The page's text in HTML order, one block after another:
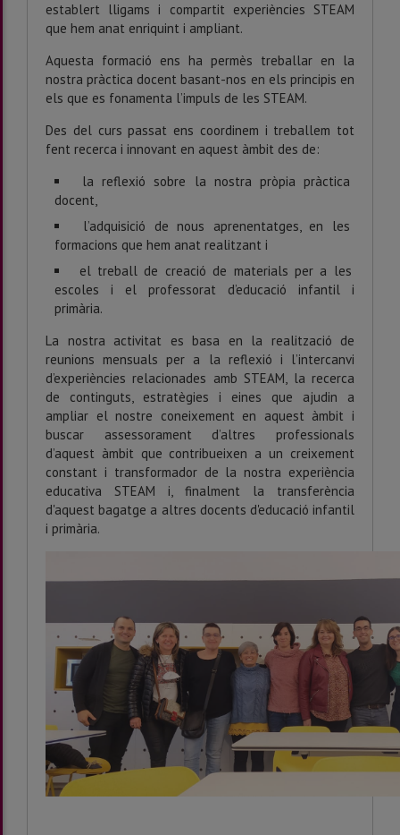
establert lligams i compartit experiències STEAM
que hem anat enriquint i ampliant.
Aquesta formació ens ha permès treballar en la
nostra pràctica docent basant-nos en els principis en
els que es fonamenta l’impuls de les STEAM.
Des del curs passat ens coordinem i treballem tot
fent recerca i innovant en aquest àmbit des de:
la reflexió sobre la nostra pròpia pràctica
docent,
l’adquisició de nous aprenentatges, en les
formacions que hem anat realitzant i
el treball de creació de materials per a les
escoles i el professorat d’educació infantil i
primària.
La nostra activitat es basa en la realització de
reunions mensuals per a la reflexió i l’intercanvi
d’experiències relacionades amb STEAM, la recerca
de continguts, estratègies i eines que ajudin a
ampliar el nostre coneixement en aquest àmbit i
buscar assessorament d’altres professionals
d’aquest àmbit que contribueixen a un creixement
constant i transformador de la nostra experiència
educativa STEAM i, finalment la transferència
d'aquest bagatge a altres docents d'educació infantil
i primària.